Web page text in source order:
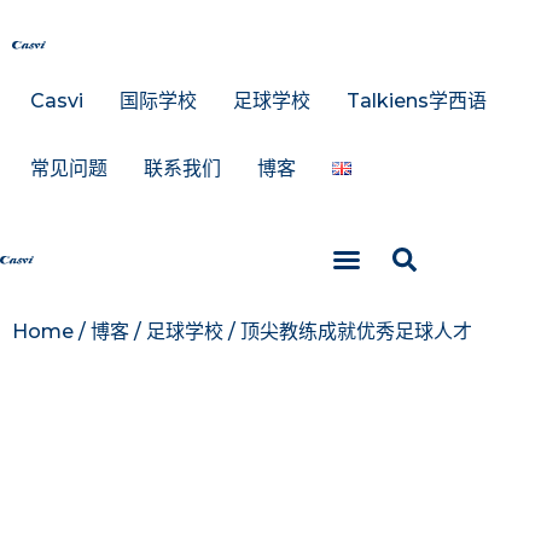
Casvi 国际学校 足球学校 Talkiens学西语
常见问题 联系我们 博客
Home / 博客 / 足球学校 / 顶尖教练成就优秀足球人才